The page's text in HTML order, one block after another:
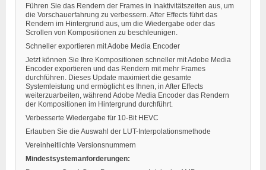
Führen Sie das Rendern der Frames in Inaktivitätszeiten aus, um
die Vorschauerfahrung zu verbessern. After Effects führt das
Rendern im Hintergrund aus, um die Wiedergabe oder das
Scrollen von Kompositionen zu beschleunigen.
Schneller exportieren mit Adobe Media Encoder
Jetzt können Sie Ihre Kompositionen schneller mit Adobe Media
Encoder exportieren und das Rendern mit mehr Frames
durchführen. Dieses Update maximiert die gesamte
Systemleistung und ermöglicht es Ihnen, in After Effects
weiterzuarbeiten, während Adobe Media Encoder das Rendern
der Kompositionen im Hintergrund durchführt.
Verbesserte Wiedergabe für 10-Bit HEVC
Erlauben Sie die Auswahl der LUT-Interpolationsmethode
Vereinheitlichte Versionsnummern
Mindestsystemanforderungen: